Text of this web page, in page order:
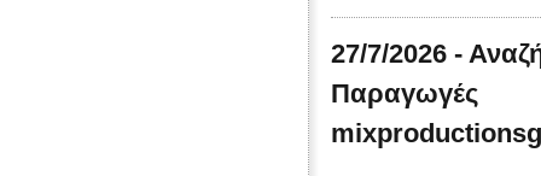
27/7/2026 -
Παραγωγές